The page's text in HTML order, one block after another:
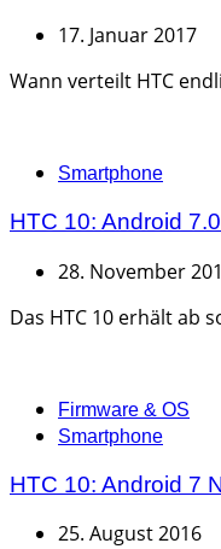
17. Januar 2017
Wann verteilt HTC
Categories
Smartphone
HTC 10: Android
28. November
Das HTC 10 erhält ab
Categories
Firmware & OS
Smartphone
HTC 10: Android 7
25. August 2016